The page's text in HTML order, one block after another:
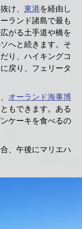
け、 東港を経由し
ランド諸島で最も
がる土手道や橋を
へと続きます。そ
り、ハイキングコ
戻り、フェリータ
オーランド海事博
もできます。ある
ケーキを食べるの
、午後にマリエハ